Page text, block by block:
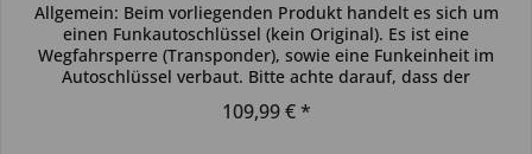
Allgemein: Beim vorliegenden Produkt handelt es sich um
einen Funkautoschlüssel (kein Original). Es ist eine
Wegfahrsperre (Transponder), sowie eine Funkeinheit im
Autoschlüssel verbaut. Bitte achte darauf, dass der
109,99 € *